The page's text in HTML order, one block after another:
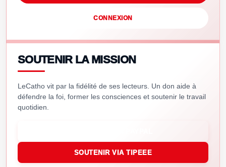
CONNEXION
SOUTENIR LA MISSION
LeCatho vit par la fidélité de ses lecteurs. Un don aide à
défendre la foi, former les consciences et soutenir le travail
quotidien.
SOUTENIR VIA TIPEEE